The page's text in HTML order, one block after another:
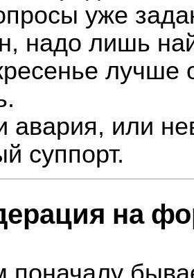
уже
надо лишь
лучше
авария, или
суппорт.
на